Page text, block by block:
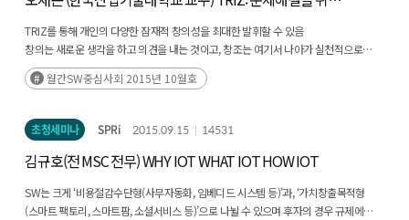
창조적 생각
TRIZ를 통해 개인의 다양한 잠재적 창의성을 최대한 발휘할 수 있음
창의는 새로운 생각을 하고 의견을 내는 것이고, 창조는 여기서 나아가 실천적으로
무언가를 만드는 것
월간SW중심사회 2015년 10월호
초청세미나 SPRi 2015.09.15 14531
김규호(전 MSC 전무) WHY IOT WHAT IOT HOW IOT
SW는 크게 ‘비용절감수단형(사무자동화, 임베디드 시스템 등)’과, ‘가치창출목적형
(스마트 팩토리, 스마트팜, 소셜서비스 등)’으로 나뉠 수 있으며 후자의 경우 규제에